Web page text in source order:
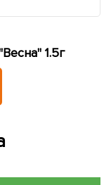
1.5г